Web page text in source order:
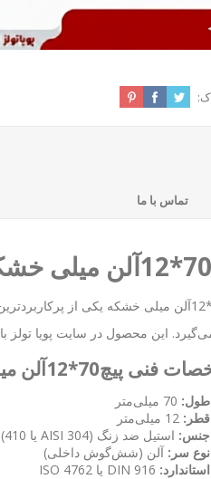
تماس با ما
پیچ70*12آلن میلی خشکه یکی از
این محصول در سایت پویا تولز
پیچ70*12آلن میلی خشکه
طول:
قطر:
جنس: استیل ضد زنگ (AISI 304 یا 410)
نوع سر: آلن (شش‌گوش داخلی)
استاندارد: